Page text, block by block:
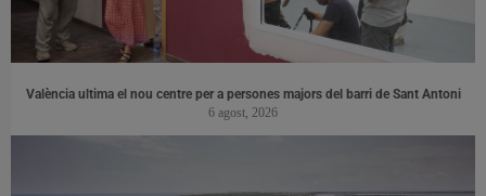
València ultima el nou centre per a persones majors del barri de Sant Antoni
6 agost, 2026